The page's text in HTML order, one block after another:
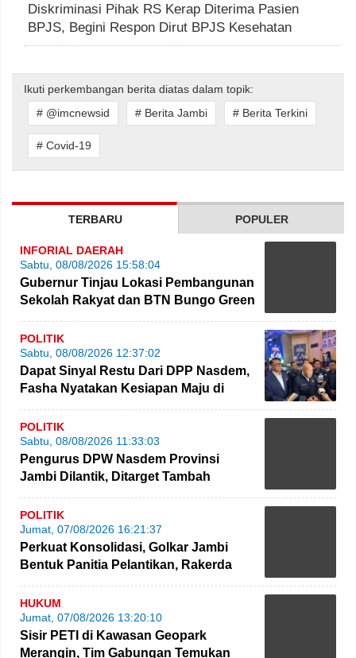
Diskriminasi Pihak RS Kerap Diterima Pasien
BPJS, Begini Respon Dirut BPJS Kesehatan
Ikuti perkembangan berita diatas dalam topik:
# @imcnewsid
# Berita Jambi # Berita Terkini
# Covid-19
TERBARU POPULER
INFORIAL DAERAH
Sabtu, 08/08/2026 15:58:04
Gubernur Tinjau Lokasi Pembangunan
Sekolah Rakyat dan BTN Bungo Green
POLITIK
Sabtu, 08/08/2026 12:37:02
Dapat Sinyal Restu Dari DPP Nasdem,
Fasha Nyatakan Kesiapan Maju di
POLITIK
Sabtu, 08/08/2026 11:33:03
Pengurus DPW Nasdem Provinsi
Jambi Dilantik, Ditarget Tambah
POLITIK
Jumat, 07/08/2026 16:21:37
Perkuat Konsolidasi, Golkar Jambi
Bentuk Panitia Pelantikan, Rakerda
HUKUM
Jumat, 07/08/2026 13:20:10
Sisir PETI di Kawasan Geopark
Merangin, Tim Gabungan Temukan